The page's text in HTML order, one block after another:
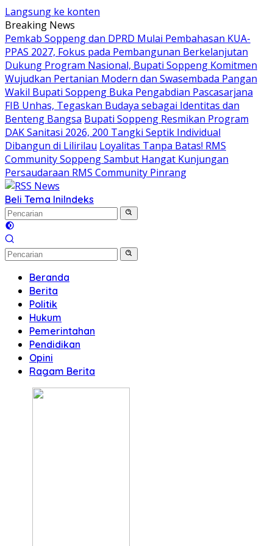
Langsung ke konten
Breaking News
Pemkab Soppeng dan DPRD Mulai Pembahasan KUA-
PPAS 2027, Fokus pada Pembangunan Berkelanjutan
Dukung Program Nasional, Bupati Soppeng Komitmen
Wujudkan Pertanian Modern dan Swasembada Pangan
Wakil Bupati Soppeng Buka Pengabdian Pascasarjana
FIB Unhas, Tegaskan Budaya sebagai Identitas dan
Benteng Bangsa Bupati Soppeng Resmikan Program
DAK Sanitasi 2026, 200 Tangki Septik Individual
Dibangun di Lilirilau Loyalitas Tanpa Batas! RMS
Community Soppeng Sambut Hangat Kunjungan
Persaudaraan RMS Community Pinrang
Beli Tema IniIndeks
Beranda
Berita
Politik
Hukum
Pemerintahan
Pendidikan
Opini
Ragam Berita